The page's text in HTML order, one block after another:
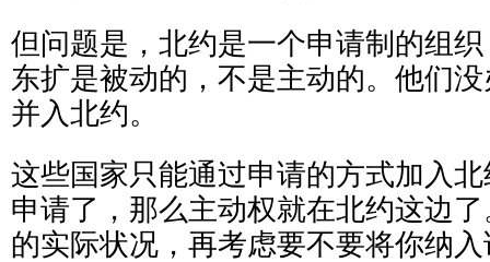
但问题是，北约是一个申请制的组
东扩是被动的，不是主动的。他们
并入北约。
这些国家只能通过申请的方式加入
申请了，那么主动权就在北约这边
的实际状况，再考虑要不要将你纳